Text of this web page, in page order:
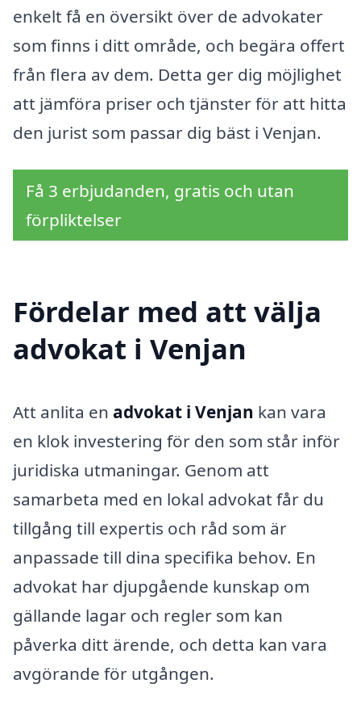
enkelt få en översikt över de advokater
som finns i ditt område, och begära offert
från flera av dem. Detta ger dig möjlighet
att jämföra priser och tjänster för att hitta
den jurist som passar dig bäst i Venjan.
Få 3 erbjudanden, gratis och utan
förpliktelser
Fördelar med att välja
advokat i Venjan
Att anlita en advokat i Venjan kan vara
en klok investering för den som står inför
juridiska utmaningar. Genom att
samarbeta med en lokal advokat får du
tillgång till expertis och råd som är
anpassade till dina specifika behov. En
advokat har djupgående kunskap om
gällande lagar och regler som kan
påverka ditt ärende, och detta kan vara
avgörande för utgången.